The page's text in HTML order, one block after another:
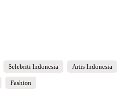
Selebriti Indonesia Artis Indonesia
Fashion